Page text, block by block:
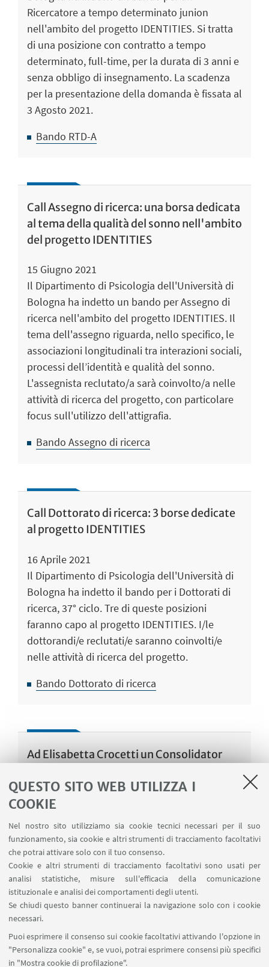
QUESTO SITO WEB UTILIZZA I
COOKIE
Nel nostro sito utilizziamo sia cookie tecnici necessari per il suo
funzionamento, sia cookie e altri strumenti di tracciamento facoltativi
che potrai attivare solo con il tuo consenso.
Cookie e altri strumenti di tracciamento facoltativi sono usati per
analisi statistiche, misure sull'efficacia della comunicazione
istituzionale e analisi dei comportamenti degli utenti.
Se chiudi questo banner continuerai la navigazione solo con i cookie
necessari.
Puoi esprimere il consenso sui cookie facoltativi attivando l'opzione in
"Personalizza cookie" e, se vuoi, potrai esprimere consensi più specifici
in "Mostra cookie di profilazione".
Ricercatore a tempo determinato junion
nell'ambito del progetto IDENTITIES. Si tratta
di una posizione con contratto a tempo
determinato, full-time, per la durata di 3 anni e
senza obbligo di insegnamento. La scadenza
per la presentazione della domanda è fissata al
3 Agosto 2021.
Bando RTD-A
Call Assegno di ricerca: una borsa dedicata
al tema della qualità del sonno nell'ambito
del progetto IDENTITIES
15 Giugno 2021
Il Dipartimento di Psicologia dell'Università di
Bologna ha indetto un bando per Assegno di
ricerca nell'ambito del progetto IDENTITIES. Il
tema dell'assegno riguarda, nello specifico, le
associazioni longitudinali tra interazioni sociali,
processi dell’identità e qualità del sonno.
L'assegnista reclutato/a sarà coinvolto/a nelle
attività di ricerca del progetto, con particolare
focus sull'utilizzo dell'attigrafia.
Bando Assegno di ricerca
Call Dottorato di ricerca: 3 borse dedicate
al progetto IDENTITIES
16 Aprile 2021
Il Dipartimento di Psicologia dell'Università di
Bologna ha indetto il bando per i Dottorati di
ricerca, 37° ciclo. Tre di queste posizioni
faranno capo al progetto IDENTITIES. I/le
dottorandi/e reclutati/e saranno coinvolti/e
nelle attività di ricerca del progetto.
Bando Dottorato di ricerca
Ad Elisabetta Crocetti un Consolidator
9 Dicembre 2020
dell’Università di Bologna, guiderà uno studio
innovativo sui processi di formazione
dell’identità negli adolescenti in un contesto
sociale che, a seguito delle dinamiche
migratorie, offre una pluralità etnica e culturale
sempre maggiore
Link articolo